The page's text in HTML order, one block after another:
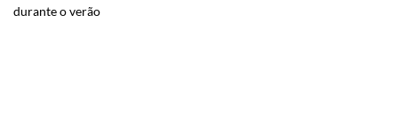
durante o verão